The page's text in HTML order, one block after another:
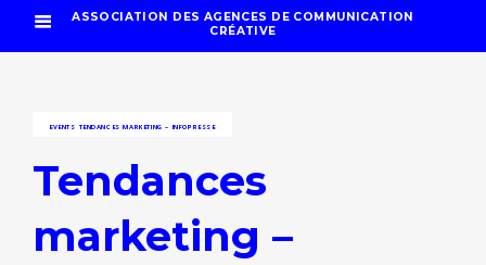
ASSOCIATION DES AGENCES DE COMMUNICATION
CRÉATIVE
EVENTS TENDANCES MARKETING – INFOPRESSE
Tendances
marketing –